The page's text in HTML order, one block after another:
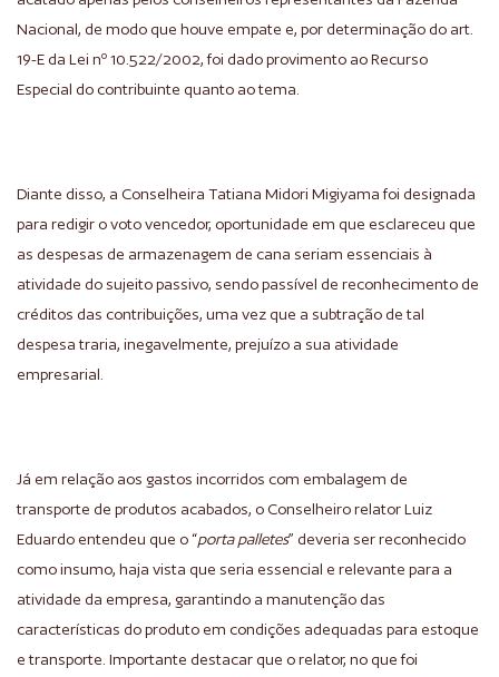
Nacional, de modo que houve empate e, por determinação do art.
19-E da Lei nº 10.522/2002, foi dado provimento ao Recurso
Especial do contribuinte quanto ao tema.
Diante disso, a Conselheira Tatiana Midori Migiyama foi designada
para redigir o voto vencedor, oportunidade em que esclareceu que
as despesas de armazenagem de cana seriam essenciais à
atividade do sujeito passivo, sendo passível de reconhecimento de
créditos das contribuições, uma vez que a subtração de tal
despesa traria, inegavelmente, prejuízo a sua atividade
empresarial.
Já em relação aos gastos incorridos com embalagem de
transporte de produtos acabados, o Conselheiro relator Luiz
Eduardo entendeu que o “porta palletes” deveria ser reconhecido
como insumo, haja vista que seria essencial e relevante para a
atividade da empresa, garantindo a manutenção das
características do produto em condições adequadas para estoque
e transporte. Importante destacar que o relator, no que foi